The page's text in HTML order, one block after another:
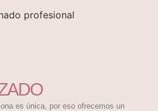
es única, por eso ofrecemos un